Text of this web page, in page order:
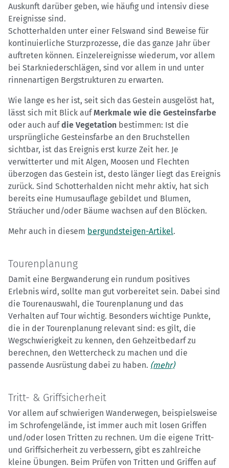
Auskunft darüber geben, wie häufig und intensiv diese
Ereignisse sind.
Schotterhalden unter einer Felswand sind Beweise für
kontinuierliche Sturzprozesse, die das ganze Jahr über
auftreten können. Einzelereignisse wiederum, vor allem
bei Starkniederschlägen, sind vor allem in und unter
rinnenartigen Bergstrukturen zu erwarten.
Wie lange es her ist, seit sich das Gestein ausgelöst hat,
lässt sich mit Blick aufMerkmale wie die Gesteinsfarbe
oder auch aufdie Vegetation bestimmen: Ist die
ursprüngliche Gesteinsfarbe an den Bruchstellen
sichtbar, ist das Ereignis erst kurze Zeit her. Je
verwitterter und mit Algen, Moosen und Flechten
überzogen das Gestein ist, desto länger liegt das Ereignis
zurück. Sind Schotterhalden nicht mehr aktiv, hat sich
bereits eine Humusauflage gebildet und Blumen,
Sträucher und/oder Bäume wachsen auf den Blöcken.
Mehr auch in diesem bergundsteigen-Artikel.
Tourenplanung
Damit eine Bergwanderung ein rundum positives
Erlebnis wird, sollte man gut vorbereitet sein. Dabei sind
die Tourenauswahl, die Tourenplanung und das
Verhalten auf Tour wichtig. Besonders wichtige Punkte,
die in der Tourenplanung relevant sind: es gilt, die
Wegschwierigkeit zu kennen, den Gehzeitbedarf zu
berechnen, den Wettercheck zu machen und die
passende Ausrüstung dabei zu haben. (mehr)
Tritt- & Griffsicherheit
Vor allem auf schwierigen Wanderwegen, beispielsweise
im Schrofengelände, ist immer auch mit losen Griffen
und/oder losen Tritten zu rechnen. Um die eigene Tritt-
und Griffsicherheit zu verbessern, gibt es zahlreiche
kleine Übungen. Beim Prüfen von Tritten und Griffen auf